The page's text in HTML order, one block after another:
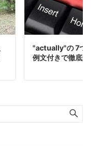
"actually"の 7つ
例文付きで徹底解